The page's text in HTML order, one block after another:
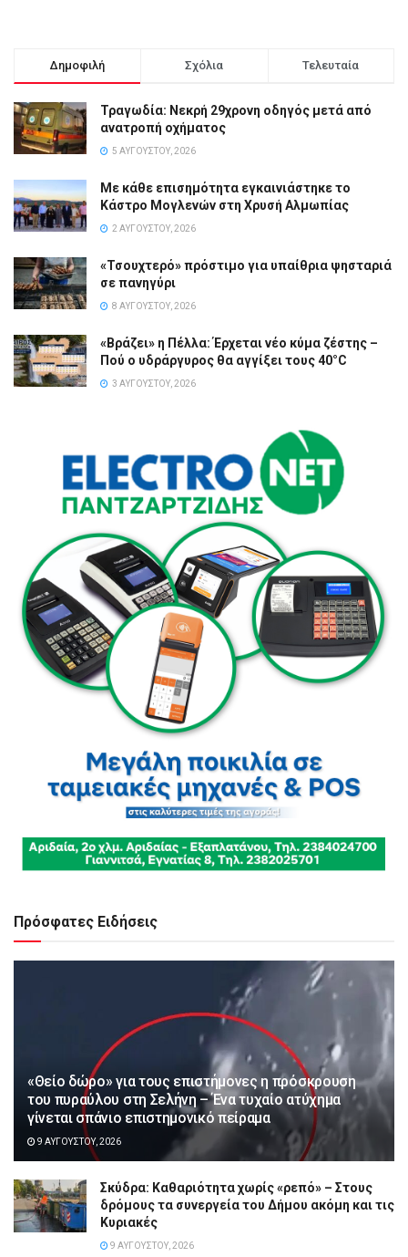
Δημοφιλή Σχόλια Τελευταία
Τραγωδία: Νεκρή 29χρονη οδηγός μετά από
ανατροπή οχήματος
5 ΑΥΓΟΎΣΤΟΥ, 2026
Με κάθε επισημότητα εγκαινιάστηκε το
Κάστρο Μογλενών στη Χρυσή Αλμωπίας
2 ΑΥΓΟΎΣΤΟΥ, 2026
«Τσουχτερό» πρόστιμο για υπαίθρια ψησταριά
σε πανηγύρι
8 ΑΥΓΟΎΣΤΟΥ, 2026
«Βράζει» η Πέλλα: Έρχεται νέο κύμα ζέστης –
Πού ο υδράργυρος θα αγγίξει τους 40°C
3 ΑΥΓΟΎΣΤΟΥ, 2026
Πρόσφατες Ειδήσεις
«Θείο δώρο» για τους επιστήμονες η πρόσκρουση
του πυραύλου στη Σελήνη – Ένα τυχαίο ατύχημα
γίνεται σπάνιο επιστημονικό πείραμα
9 ΑΥΓΟΎΣΤΟΥ, 2026
Σκύδρα: Καθαριότητα χωρίς «ρεπό» – Στους
δρόμους τα συνεργεία του Δήμου ακόμη και τις
Κυριακές
9 ΑΥΓΟΎΣΤΟΥ, 2026